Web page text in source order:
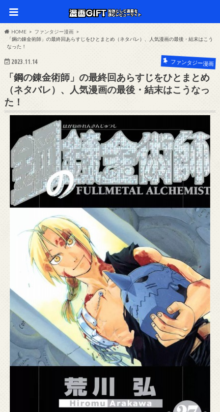
HOME
ファンタジー漫画
「鋼の錬金術師」の最終回あらすじをひとまとめ（ネタバレ）、人気漫画の最後・結末はこう
なった！
2023.11.14 ファンタジー漫画
「鋼の錬金術師」の最終回あらすじをひとまとめ
（ネタバレ）、人気漫画の最後・結末はこうなっ
た！